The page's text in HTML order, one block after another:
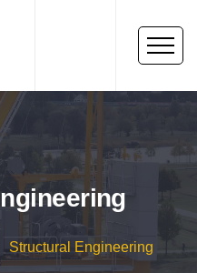
Structural Engineering